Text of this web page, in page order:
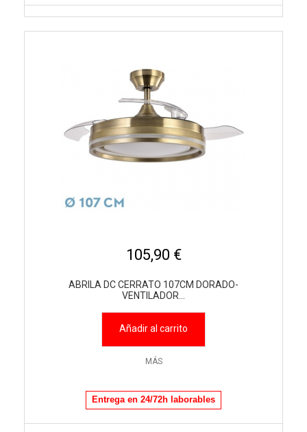
105,90 €
ABRILA DC CERRATO 107CM DORADO-
VENTILADOR...
Añadir al carrito
MÁS
Entrega en 24/72h laborables